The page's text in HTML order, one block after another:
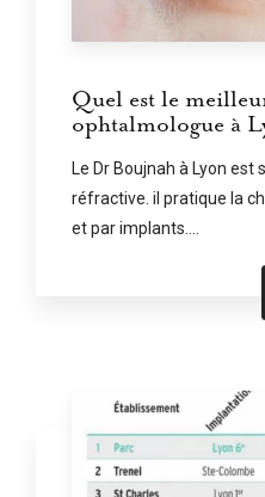
Quel est le
ophtalmologue à
Le Dr Boujnah à Lyon est
réfractive. il pratique la
et par implants....